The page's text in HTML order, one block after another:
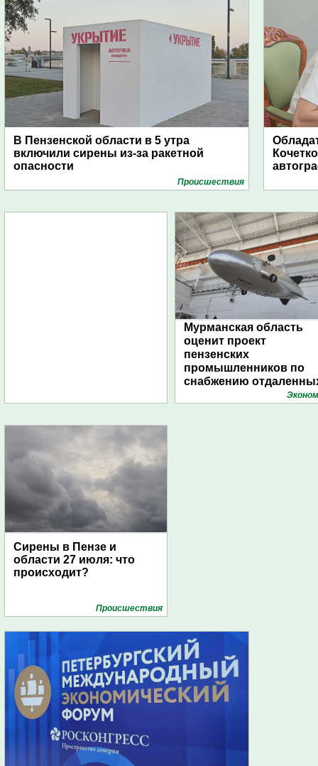
В Пензенской области в 5 утра
включили сирены из-за ракетной
опасности
Проиcшествия
Мурманская область
оценит проект
пензенских
промышленников по
снабжению
поселений с помощью
Сирены в Пензе и
области 27 июля: что
происходит?
Проиcшествия